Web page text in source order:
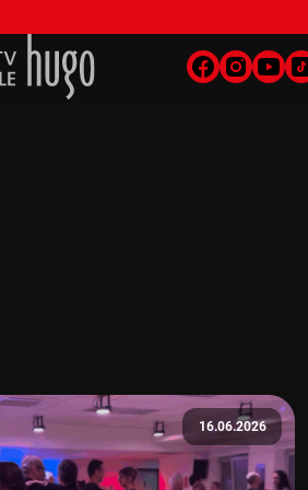
16.06.2026